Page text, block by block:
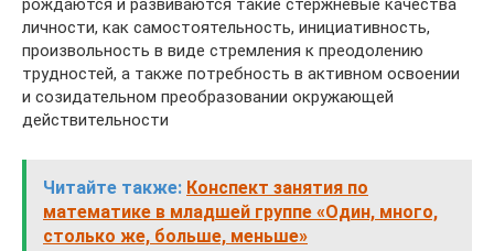
рождаются и развиваются такие стержневые качества
личности, как самостоятельность, инициативность,
произвольность в виде стремления к преодолению
трудностей, а также потребность в активном освоении
и созидательном преобразовании окружающей
действительности
Читайте также: Конспект занятия по
математике в младшей группе «Один, много,
столько же, больше, меньше»